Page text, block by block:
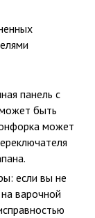
панель с
быть
может
если вы не
варочной